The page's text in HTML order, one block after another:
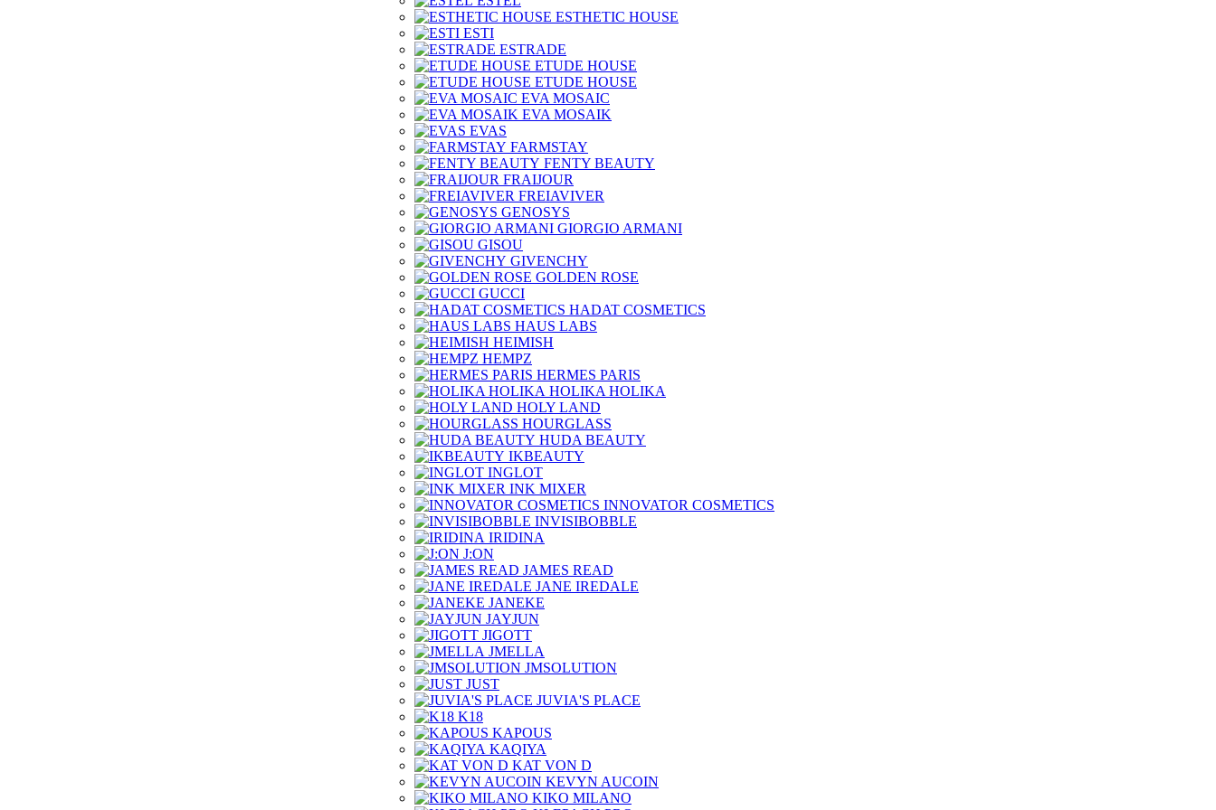
ESTHETIC HOUSE
ESTI
ESTRADE
ETUDE HOUSE
ETUDE HOUSE
EVA MOSAIC
EVA MOSAIK
EVAS
FARMSTAY
FENTY BEAUTY
FRAIJOUR
FREIAVIVER
GENOSYS
GIORGIO ARMANI
GISOU
GIVENCHY
GOLDEN ROSE
GUCCI
HADAT COSMETICS
HAUS LABS
HEIMISH
HEMPZ
HERMES PARIS
HOLIKA HOLIKA
HOLY LAND
HOURGLASS
HUDA BEAUTY
IKBEAUTY
INGLOT
INK MIXER
INNOVATOR COSMETICS
INVISIBOBBLE
IRIDINA
J:ON
JAMES READ
JANE IREDALE
JANEKE
JAYJUN
JIGOTT
JMELLA
JMSOLUTION
JUST
JUVIA'S PLACE
K18
KAPOUS
KAQIYA
KAT VON D
KEVYN AUCOIN
KIKO MILANO